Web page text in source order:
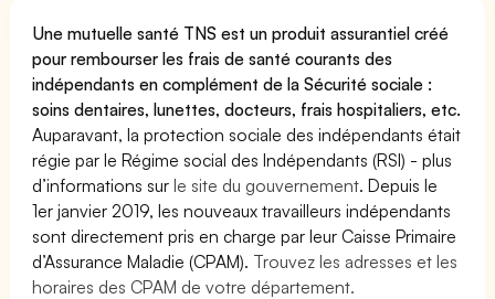
Une mutuelle santé TNS est un produit assurantiel créé
pour rembourser les frais de santé courants des
indépendants en complément de la Sécurité sociale :
soins dentaires, lunettes, docteurs, frais hospitaliers, etc.
Auparavant, la protection sociale des indépendants était
régie par le Régime social des Indépendants (RSI) - plus
d’informations surle site du gouvernement. Depuis le
1er janvier 2019, les nouveaux travailleurs indépendants
sont directement pris en charge par leur Caisse Primaire
d’Assurance Maladie (CPAM). Trouvez les adresses et les
horaires des CPAM de votre département.